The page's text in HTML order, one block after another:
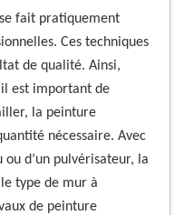
fait pratiquement
Ces techniques
de qualité. Ainsi,
est important de
la peinture
nécessaire. Avec
ou d’un pulvérisateur, la
type de mur à
de peinture